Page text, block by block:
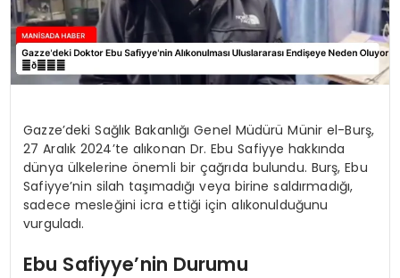
Gazze’deki Sağlık Bakanlığı Genel Müdürü Münir el-Burş,
27 Aralık 2024’te alıkonan Dr. Ebu Safiyye hakkında
dünya ülkelerine önemli bir çağrıda bulundu. Burş, Ebu
Safiyye’nin silah taşımadığı veya birine saldırmadığı,
sadece mesleğini icra ettiği için alıkonulduğunu
vurguladı.
Ebu Safiyye’nin Durumu